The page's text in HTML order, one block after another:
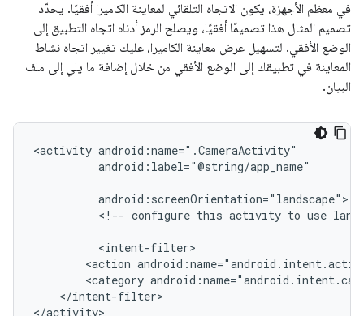
في معظم الأجهزة، يكون الاتجاه التلقائي لمعاينة الكاميرا أفقيًا. يحدّد
تصميم المثال هذا تصميمًا أفقيًا، ويصلح الرمز أدناه اتجاه التطبيق إلى
الوضع الأفقي. لتسهيل عرض معاينة الكاميرا، عليك تغيير اتجاه نشاط
المعاينة في تطبيقك إلى الوضع الأفقي من خلال إضافة ما يلي إلى ملف
البيان.
<activity
android:label="@string/app_name"
<!-- configure this activity to use
<action
<category
</intent-filter>
</activity>